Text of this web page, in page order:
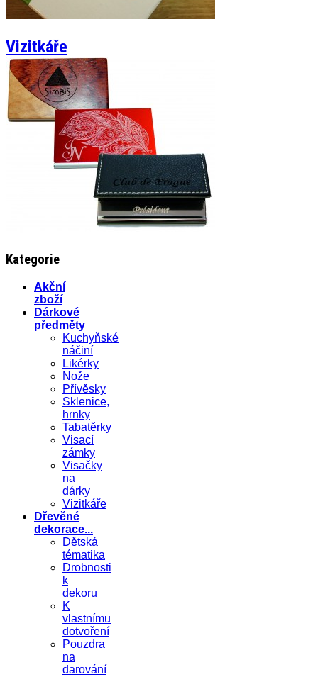
Vizitkáře
Kategorie
Akční
zboží
Dárkové
předměty
Kuchyňské
náčiní
Likérky
Nože
Přívěsky
Sklenice,
hrnky
Tabatěrky
Visací
zámky
Visačky
na
dárky
Vizitkáře
Dřevěné
dekorace...
Dětská
tématika
Drobnosti
k
dekoru
K
vlastnímu
dotvoření
Pouzdra
na
darování